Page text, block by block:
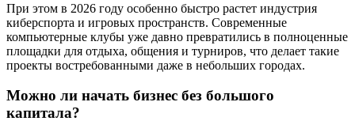
При этом в 2026 году особенно быстро растет индустрия
киберспорта и игровых пространств. Современные
компьютерные клубы уже давно превратились в полноценные
площадки для отдыха, общения и турниров, что делает такие
проекты востребованными даже в небольших городах.
Можно ли начать бизнес без большого
капитала?